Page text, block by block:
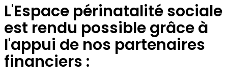
L'Espace périnatalité sociale
est rendu possible grâce à
l'appui de nos partenaires
financiers :